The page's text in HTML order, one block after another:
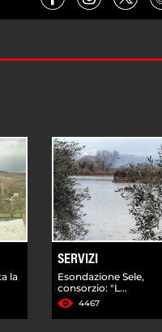
la
SERVIZI
Esondazione Sele,
consorzio: "L...
4467